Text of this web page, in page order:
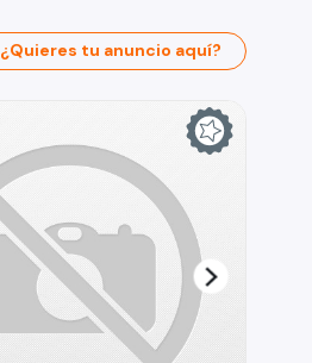
¿Quieres tu anuncio aquí?